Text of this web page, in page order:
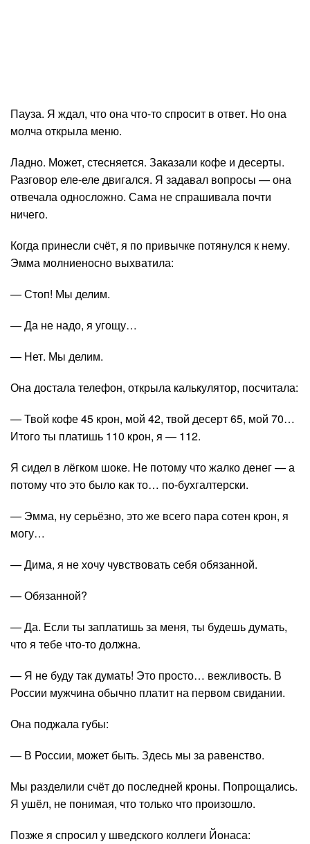
Пауза. Я ждал, что она что-то спросит в ответ. Но она
молча открыла меню.
Ладно. Может, стесняется. Заказали кофе и десерты.
Разговор еле-еле двигался. Я задавал вопросы — она
отвечала односложно. Сама не спрашивала почти
ничего.
Когда принесли счёт, я по привычке потянулся к нему.
Эмма молниеносно выхватила:
— Стоп! Мы делим.
— Да не надо, я угощу…
— Нет. Мы делим.
Она достала телефон, открыла калькулятор, посчитала:
— Твой кофе 45 крон, мой 42, твой десерт 65, мой 70…
Итого ты платишь 110 крон, я — 112.
Я сидел в лёгком шоке. Не потому что жалко денег — а
потому что это было как то… по-бухгалтерски.
— Эмма, ну серьёзно, это же всего пара сотен крон, я
могу…
— Дима, я не хочу чувствовать себя обязанной.
— Обязанной?
— Да. Если ты заплатишь за меня, ты будешь думать,
что я тебе что-то должна.
— Я не буду так думать! Это просто… вежливость. В
России мужчина обычно платит на первом свидании.
Она поджала губы:
— В России, может быть. Здесь мы за равенство.
Мы разделили счёт до последней кроны. Попрощались.
Я ушёл, не понимая, что только что произошло.
Позже я спросил у шведского коллеги Йонаса: